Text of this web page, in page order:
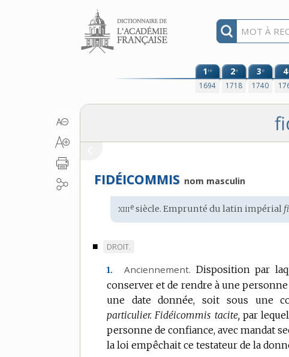
Aller au contenu
1re
1694
2e
1718
3e
1740
4
FIDÉICOMMIS nom masculin
Étymologie
:
xiiie siècle. Emprunté dulatin impérial
■
MARQUE
DOMAINE
:
DROIT.
1. Anciennement. Disposition par
conserver et de rendre à une
une date donnée, soit sous une
particulier. Fidéicommis tacite, par
personne de confiance, avec mandat
la loi empêchait ce testateur de la